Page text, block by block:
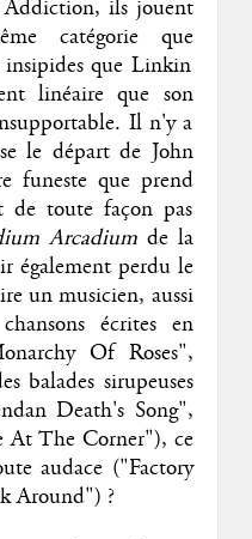
Addiction, ils jouent
catégorie que
insipides que Linkin
linéaire que son
Il n'y a
le départ de John
funeste que prend
de toute façon pas
Arcadiumde la
également perdu le
un musicien, aussi
écrites en
Of Roses",
balades sirupeuses
Death's Song",
At The Corner"), ce
audace ("Factory
Around") ?